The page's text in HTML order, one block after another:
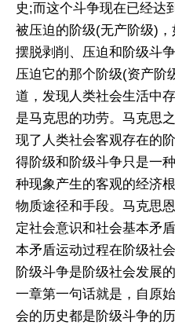
史;而这个斗争现在已经达
被压迫的阶级(无产阶级)
摆脱剥削、压迫和阶级斗
压迫它的那个阶级(资产阶
道，发现人类社会生活中
是马克思的功劳。马克思
现了人类社会客观存在的
得阶级和阶级斗争只是一
种现象产生的客观的经济
物质途径和手段。马克思
定社会意识和社会基本矛
本矛盾运动过程在阶级社
阶级斗争是阶级社会发展
一章第一句话就是，自原
会的历史都是阶级斗争的